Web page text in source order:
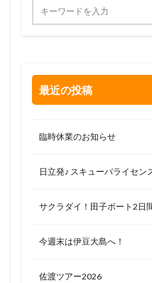
最近の投稿
臨時休業のお知らせ
日立発♪ スキューバライセン
サクラダイ！田子ボート2日
今週末は伊豆大島へ！
佐渡ツアー2026